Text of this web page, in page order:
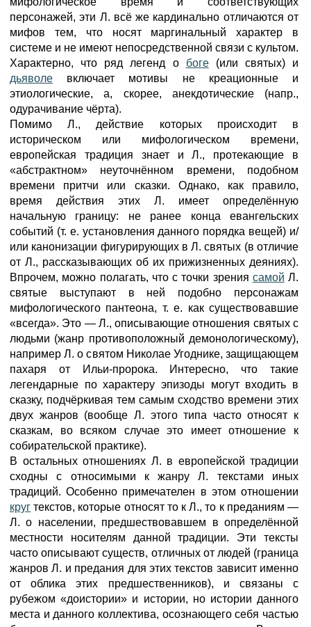
персонажей, эти Л. всё же кардинально отличаются от
мифов тем, что носят маргинальный характер в
системе и не имеют непосредственной связи с культом.
Характерно, что ряд легенд о боге(или святых) и
дьяволе включает мотивы не креационные и
этиологические, а, скорее, анекдотические (напр.,
одурачивание чёрта).
Помимо Л., действие которых происходит в
историческом или мифологическом времени,
европейская традиция знает и Л., протекающие в
«абстрактном» неуточнённом времени, подобном
времени притчи или сказки. Однако, как правило,
время действия этих Л. имеет определённую
начальную границу: не ранее конца евангельских
событий (т. е. установления данного порядка вещей) и/
или канонизации фигурирующих в Л. святых (в отличие
от Л., рассказывающих об их прижизненных деяниях).
Впрочем, можно полагать, что с точки зрения самой Л.
святые выступают в ней подобно персонажам
мифологического пантеона, т. е. как существовавшие
«всегда». Это — Л., описывающие отношения святых с
людьми (жанр противоположный демонологическому),
например Л. о святом Николае Угоднике, защищающем
пахаря от Ильи-пророка. Интересно, что такие
легендарные по характеру эпизоды могут входить в
сказку, подчёркивая тем самым сходство времени этих
двух жанров (вообще Л. этого типа часто относят к
сказкам, во всяком случае это имеет отношение к
собирательской практике).
В остальных отношениях Л. в европейской традиции
сходны с относимыми к жанру Л. текстами иных
традиций. Особенно примечателен в этом отношении
круг текстов, которые относят то к Л., то к преданиям —
Л. о населении, предшествовавшем в определённой
местности носителям данной традиции. Эти тексты
часто описывают существ, отличных от людей (граница
жанров Л. и предания для этих текстов зависит именно
от облика этих предшественников), и связаны с
рубежом «доистории» и истории, но истории данного
места и данного коллектива, осознающего себя частью